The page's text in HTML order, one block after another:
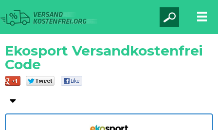
Ekosport Versandkostenfrei
Code